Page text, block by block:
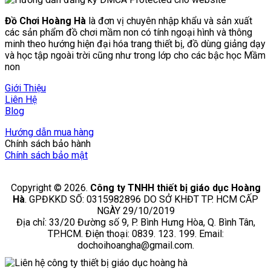
Đồ Chơi Hoàng Hà là đơn vị chuyên nhập khẩu và sản xuất
các sản phẩm đồ chơi mầm non có tính ngoại hình và thông
minh theo hướng hiện đại hóa trang thiết bị, đồ dùng giảng dạy
và học tập ngoài trời cũng như trong lớp cho các bậc học Mầm
non
Giới Thiệu
Liên Hệ
Blog
Hướng dẫn mua hàng
Chính sách bảo hành
Chính sách bảo mật
Copyright © 2026. Công ty TNHH thiết bị giáo dục Hoàng
Hà. GPĐKKD SỐ: 0315982896 DO SỞ KHĐT TP. HCM CẤP
NGÀY 29/10/2019
Địa chỉ: 33/20 Đường số 9, P. Bình Hưng Hòa, Q. Bình Tân,
TP.HCM. Điện thoại: 0839. 123. 199. Email:
dochoihoangha@gmail.com.